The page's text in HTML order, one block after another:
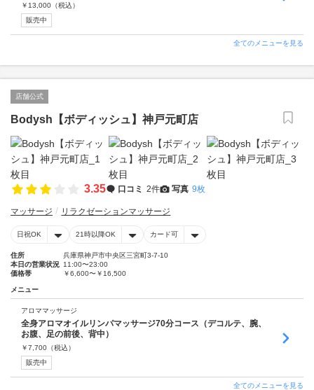
￥ 13,000 （税込）
販売中
全てのメニューを見る
店舗公式
Bodysh【ボディッシュ】神戸元町店
3.35 口コミ 2件 写真 9枚
マッサージ リラクゼーションマッサージ
日祝OK 21時以降OK カード可
住所
兵庫県神戸市中央区三宮町3-7-10
本日の営業状況 11:00〜23:00
価格帯
￥6,600〜￥16,500
メニュー
アロママッサージ
全身アロマオイルリンパマッサージ70分コース（デコルテ、腕、
お腹、足の前後、背中）
￥7,700 （税込）
販売中
全てのメニューを見る